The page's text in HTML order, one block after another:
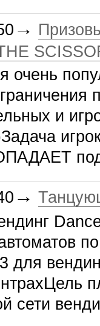
→
очень
и
→
для
сети